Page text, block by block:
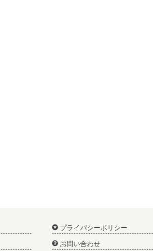
プライバシーポリシー
お問い合わせ